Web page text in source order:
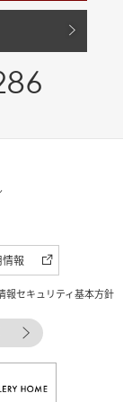
報
報セキュリティ基本方針